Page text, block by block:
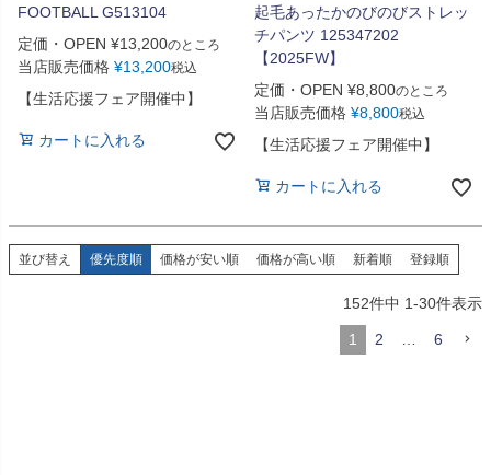
FOOTBALL G513104
定価・OPEN ¥13,200のところ
当店販売価格 ¥13,200税込
【生活応援フェア開催中】
カートに入れる
起毛あったかのびのびストレッ
チパンツ 125347202
【2025FW】
定価・OPEN ¥8,800のところ
当店販売価格 ¥8,800税込
【生活応援フェア開催中】
カートに入れる
並び替え 優先度順 価格が安い順 価格が高い順 新着順 登録順
152件中 1-30件表示
1 2 6